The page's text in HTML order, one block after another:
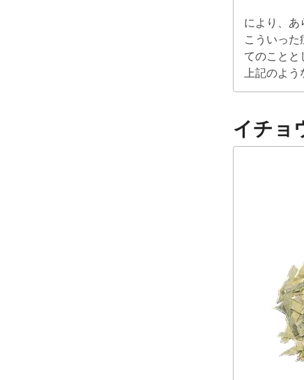
により、あ
こういっ
てのことと
上記のよう
イチョ